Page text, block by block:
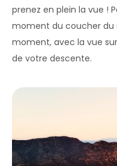
prenez en plein la vue !
moment du coucher du
moment, avec la vue
de votre descente.